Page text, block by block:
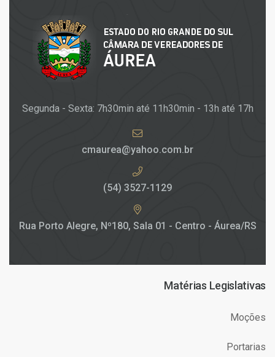
Segunda - Sexta: 7h30min até 11h30min - 13h até 17h
cmaurea@yahoo.com.br
(54) 3527-1129
Rua Porto Alegre, Nº180, Sala 01 - Centro - Áurea/RS
Matérias Legislativas
Moções
Portarias